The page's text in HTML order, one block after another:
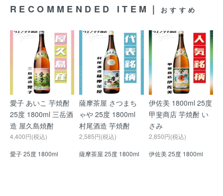
RECOMMENDED ITEM｜ おすすめ
愛子 あいこ 芋焼酎
25度 1800ml 三岳酒
造 屋久島焼酎
4,400円(税込)
愛子 25度 1800ml
薩摩茶屋 さつまち
ゃや 25度 1800ml
村尾酒造 芋焼酎
2,585円(税込)
薩摩茶屋 25度 1800ml
伊佐美 1800ml 25度
甲斐商店 芋焼酎 い
さみ
2,850円(税込)
伊佐美 25度 1800ml